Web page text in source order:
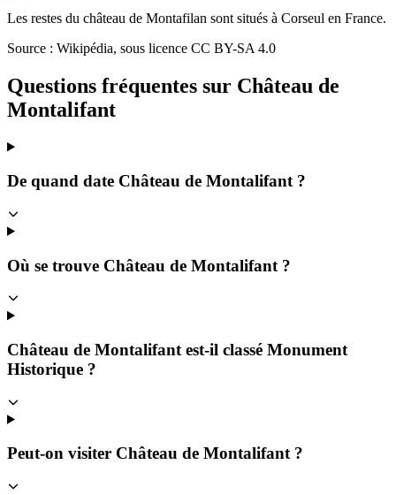
Les restes du château de Montafilan sont situés à Corseul en France.
Source : Wikipédia, sous licence CC BY-SA 4.0
Questions fréquentes sur Château de
Montalifant
De quand date Château de Montalifant ?
Où se trouve Château de Montalifant ?
Château de Montalifant est-il classé Monument
Historique ?
Peut-on visiter Château de Montalifant ?